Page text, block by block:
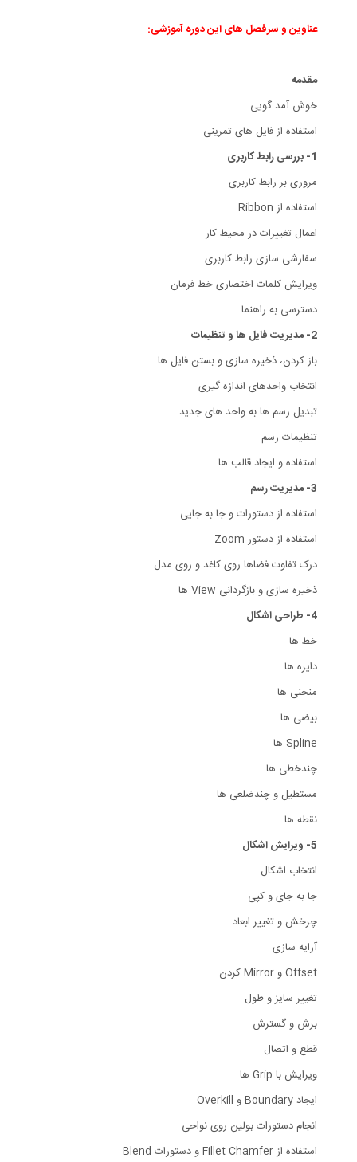
عناوین و سرفصل های این دوره آموزشی:
مقدمه
خوش آمد گویی
استفاده از فایل های تمرینی
1- بررسی رابط کاربری
مروری بر رابط کاربری
استفاده از Ribbon
اعمال تغییرات در محیط کار
سفارشی سازی رابط کاربری
ویرایش کلمات اختصاری خط فرمان
دسترسی به راهنما
2- مدیریت فایل ها و تنظیمات
باز کردن، ذخیره سازی و بستن فایل ها
انتخاب واحدهای اندازه گیری
تبدیل رسم ها به واحد های جدید
تنظیمات رسم
استفاده و ایجاد قالب ها
3- مدیریت رسم
استفاده از دستورات و جا به جایی
استفاده از دستور Zoom
درک تفاوت فضاها روی کاغد و روی مدل
ذخیره سازی و بازگردانی View ها
4- طراحی اشکال
خط ها
دایره ها
منحنی ها
بیضی ها
Spline ها
چندخطی ها
مستطیل و چندضلعی ها
نقطه ها
5- ویرایش اشکال
انتخاب اشکال
جا به جای و کپی
چرخش و تغییر ابعاد
آرایه سازی
Offset و Mirror کردن
تغییر سایز و طول
برش و گسترش
قطع و اتصال
ویرایش با Grip ها
ایجاد Boundary و Overkill
انجام دستورات بولین روی نواحی
استفاده از Fillet Chamfer و دستورات Blend